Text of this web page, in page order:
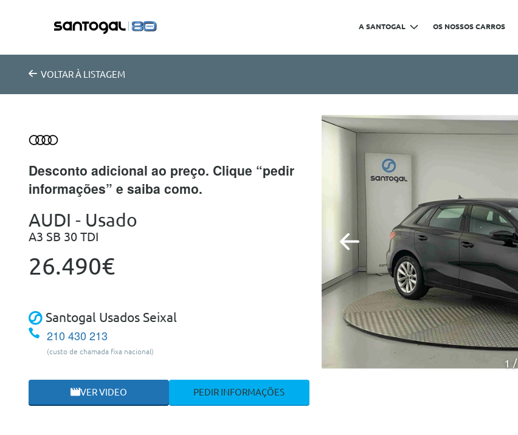
A SANTOGAL OS NOSSOS CARROS
VOLTARÀ LISTAGEM
1
Desconto adicional ao preço. Clique “pedir
informações” e saiba como.
AUDI - Usado
A3 SB 30 TDI
26.490€
Santogal Usados Seixal
210 430 213
(custo de chamada fixa nacional)
VER VIDEO PEDIR INFORMAÇÕES